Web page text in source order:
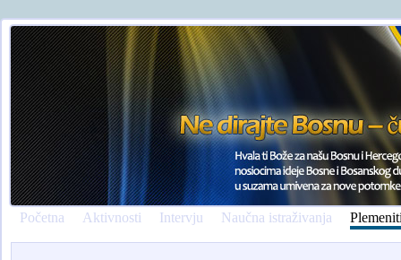
Početna Aktivnosti Intervju Naučna istraživanja